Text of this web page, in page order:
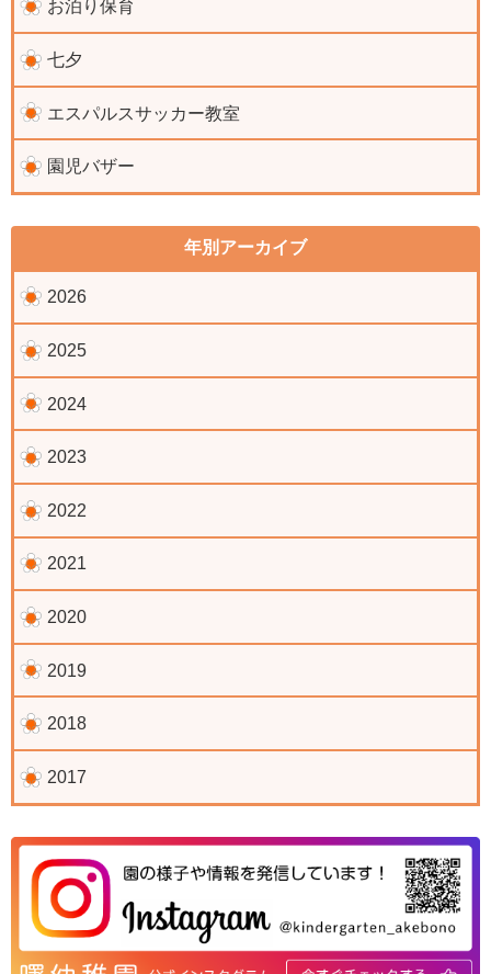
お泊り保育
七夕
エスパルスサッカー教室
園児バザー
年別アーカイブ
2026
2025
2024
2023
2022
2021
2020
2019
2018
2017